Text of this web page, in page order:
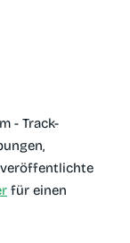
- Track-
für einen